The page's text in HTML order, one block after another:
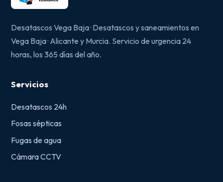
Desatascos Vega Baja · Desatascos y saneamientos en
Vega Baja · Alicante y Murcia. Servicio de urgencia 24
horas, los 365 días del año.
Servicios
Desatascos 24h
Fosas sépticas
Fugas de agua
Cámara CCTV